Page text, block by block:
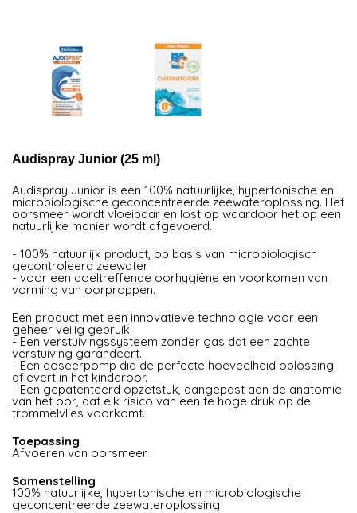
Audispray Junior (25 ml)
Audispray Junior is een 100% natuurlijke, hypertonische en
microbiologische geconcentreerde zeewateroplossing. Het
oorsmeer wordt vloeibaar en lost op waardoor het op een
natuurlijke manier wordt afgevoerd.
- 100% natuurlijk product, op basis van microbiologisch
gecontroleerd zeewater
- voor een doeltreffende oorhygiëne en voorkomen van
vorming van oorproppen.
Een product met een innovatieve technologie voor een
geheer veilig gebruik:
- Een verstuivingssysteem zonder gas dat een zachte
verstuiving garandeert.
- Een doseerpomp die de perfecte hoeveelheid oplossing
aflevert in het kinderoor.
- Een gepatenteerd opzetstuk, aangepast aan de anatomie
van het oor, dat elk risico van een te hoge druk op de
trommelvlies voorkomt.
Toepassing
Afvoeren van oorsmeer.
Samenstelling
100% natuurlijke, hypertonische en microbiologische
geconcentreerde zeewateroplossing